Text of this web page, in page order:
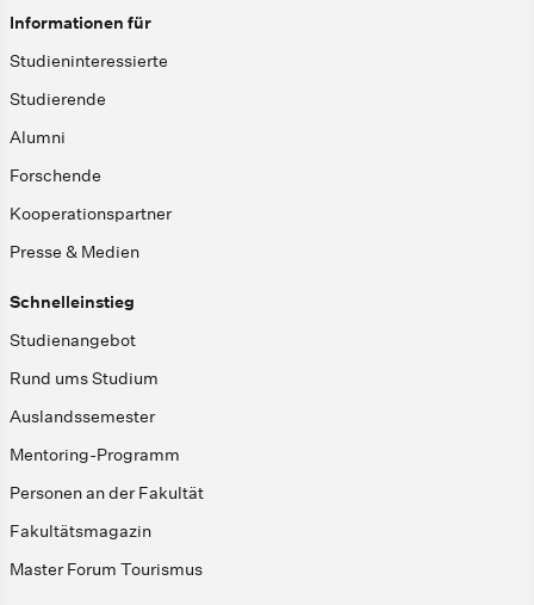
Informationen für
Studieninteressierte
Studierende
Alumni
Forschende
Kooperationspartner
Presse & Medien
Schnelleinstieg
Studienangebot
Rund ums Studium
Auslandssemester
Mentoring-Programm
Personen an der Fakultät
Fakultätsmagazin
Master Forum Tourismus